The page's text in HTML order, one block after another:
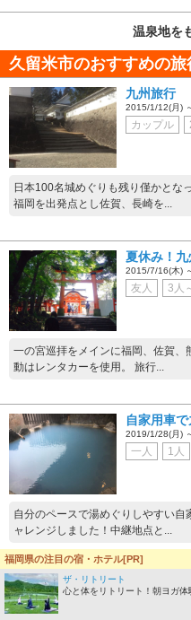
温泉地を
久留米市のおすすめの旅
九州旅行
2015/1/12(月)
カップル
日本100名城めぐりも残り僅かとな
福岡を出発点とし佐賀、長崎を...
夏休み！
2015/7/16(木)
友人 3人
一の宮巡拝をメインに福岡、佐賀
動はレンタカーを使用。 旅行...
自家用車
2019/1/28(月)
一人 1人
自分のペースで湯めぐりしやすい
ャレンジしました！中継地点と...
旅行記を
福岡県の注目の宿・ホテル[PR]
ザ・リトリート
心と体をリトリート！朝ヨガ体